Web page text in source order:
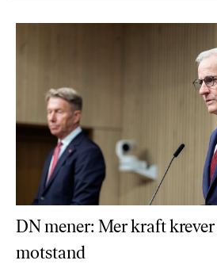
DN mener: Mer kraft
motstand